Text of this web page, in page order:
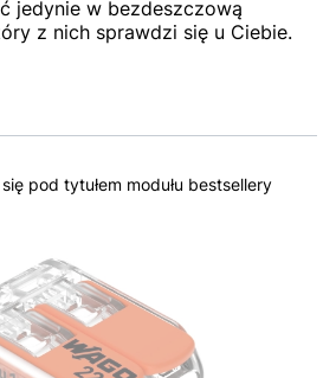
jedynie w bezdeszczową
z nich sprawdzi się u Ciebie.
pod tytułem modułu bestsellery